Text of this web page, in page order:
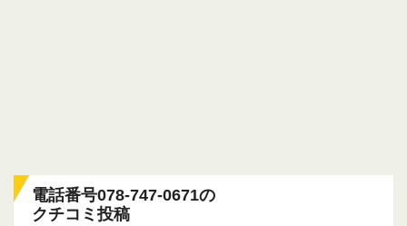
電話番号078-747-0671の
クチコミ投稿